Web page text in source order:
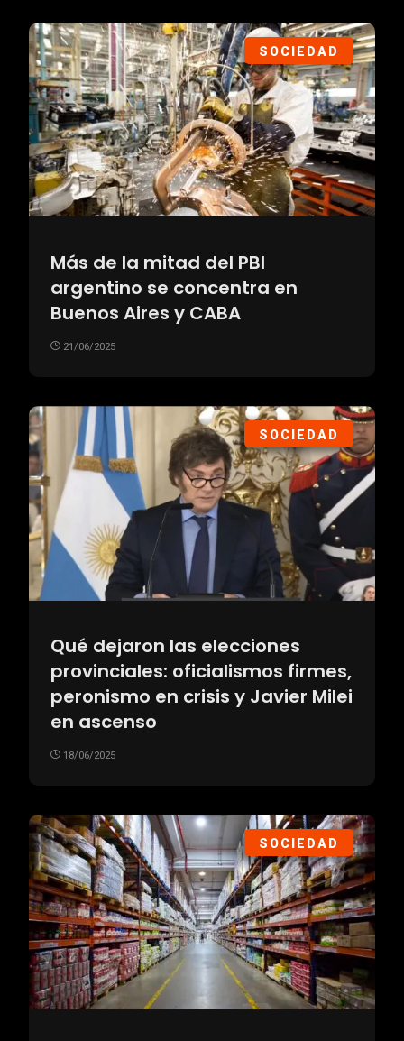
SOCIEDAD
Más de la mitad del PBI
argentino se concentra en
Buenos Aires y CABA
21/06/2025
SOCIEDAD
Qué dejaron las elecciones
provinciales: oficialismos firmes,
peronismo en crisis y Javier Milei
en ascenso
18/06/2025
SOCIEDAD